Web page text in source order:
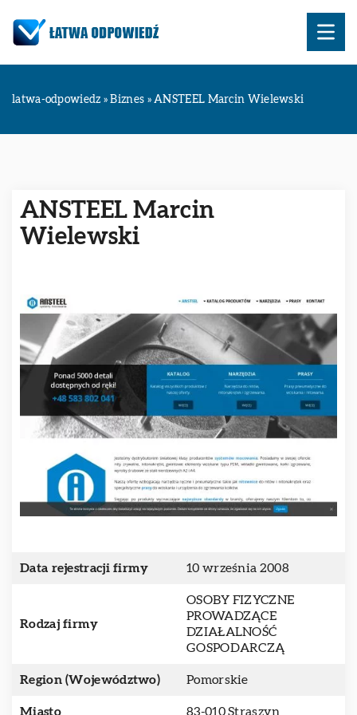
latwa-odpowiedz »Biznes »ANSTEEL Marcin Wielewski
ANSTEEL Marcin
Wielewski
Data rejestracji firmy 10 września 2008
Rodzaj firmy
OSOBY FIZYCZNE
PROWADZĄCE
DZIAŁALNOŚĆ
GOSPODARCZĄ
Region (Województwo) Pomorskie
Miasto 83-010 Straszyn